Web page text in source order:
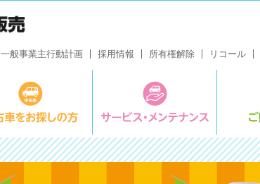
一般事業主行動計画 採用情報 所有権解除 リコール